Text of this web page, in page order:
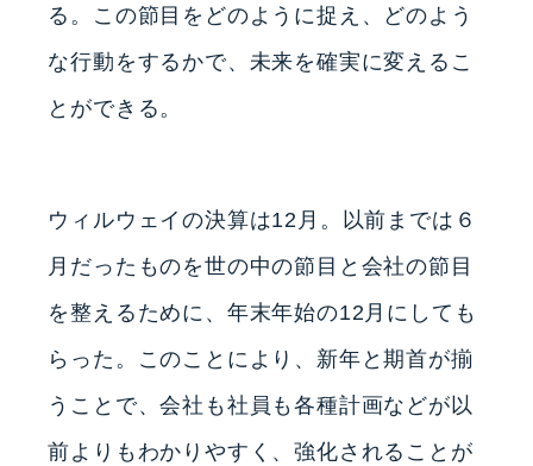
る。この節目をどのように捉え、どのよう
な行動をするかで、未来を確実に変えるこ
とができる。
ウィルウェイの決算は12月。以前までは６
月だったものを世の中の節目と会社の節目
を整えるために、年末年始の12月にしても
らった。このことにより、新年と期首が揃
うことで、会社も社員も各種計画などが以
前よりもわかりやすく、強化されることが